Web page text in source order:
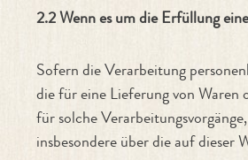
2.2 Wenn es um die Erfüllung
Sofern die Verarbeitung
die für eine Lieferung von
für solche
insbesondere über die auf dieser